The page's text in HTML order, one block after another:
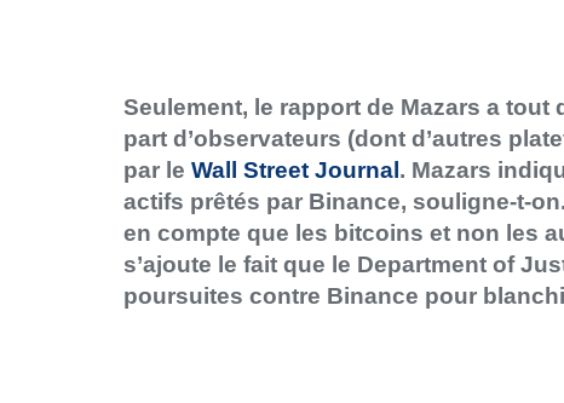
Seulement, le rapport de Mazars a
part d’observateurs (dont d’autres
par le Wall Street Journal . Mazars
actifs prêtés par Binance, souligne-t-
en compte que les bitcoins et non les
s’ajoute le fait que le Department of
poursuites contre Binance pour